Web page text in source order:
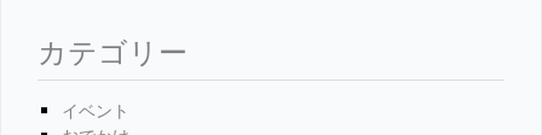
カテゴリー
イベント